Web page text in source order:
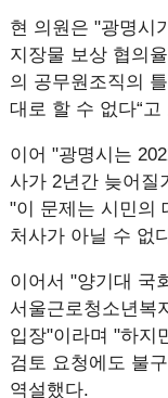
현 의원은 "광명시
지장물 보상 협의
의 공무원조직의
대로 할 수 없다“고
이어 "광명시는
사가 2년간 늦어질
"이 문제는 시민의
처사가 아닐 수 없
이어서 "양기대 국
서울근로청소년복
입장"이라며 "하지
검토 요청에도 불
역설했다.